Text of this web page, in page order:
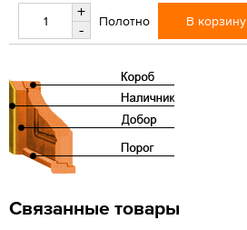
+
-
Полотно В корзину
Связанные товары